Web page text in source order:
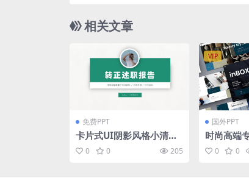
相关文章
免费PPT
卡片式UI阴影风格小清新
个人年终转正述职报告pp
t模板
0 0 205
VIP
国外PPT
时尚高端
业商务
片演示模
0 0